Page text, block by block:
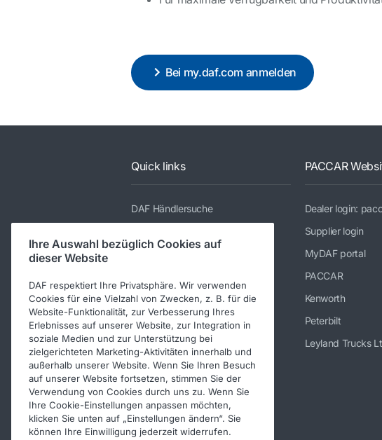
Bei my.daf.com anmelden
Quick links
DAF Händlersuche
Dienstleistungen
Über DAF
Kontakt DAF Austria GmbH
Impressum
Verhaltenskodex
PACCAR
Dealer login:
Supplier login
MyDAF portal
PACCAR
Kenworth
Peterbilt
Leyland Trucks
Ihre Auswahl bezüglich Cookies auf
dieser Website
DAF respektiert Ihre Privatsphäre. Wir verwenden
Cookies für eine Vielzahl von Zwecken, z. B. für die
Website-Funktionalität, zur Verbesserung Ihres
Erlebnisses auf unserer Website, zur Integration in
soziale Medien und zur Unterstützung bei
zielgerichteten Marketing-Aktivitäten innerhalb und
außerhalb unserer Website. Wenn Sie Ihren Besuch
auf unserer Website fortsetzen, stimmen Sie der
Verwendung von Cookies durch uns zu. Wenn Sie
Ihre Cookie-Einstellungen anpassen möchten,
klicken Sie unten auf „Einstellungen ändern“. Sie
können Ihre Einwilligung jederzeit widerrufen.